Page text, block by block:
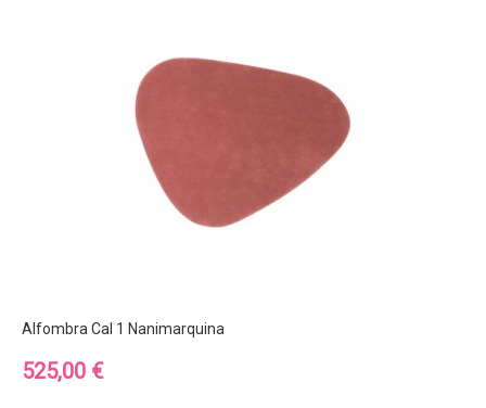
Alfombra Cal 1 Nanimarquina
Precio
525,00 €